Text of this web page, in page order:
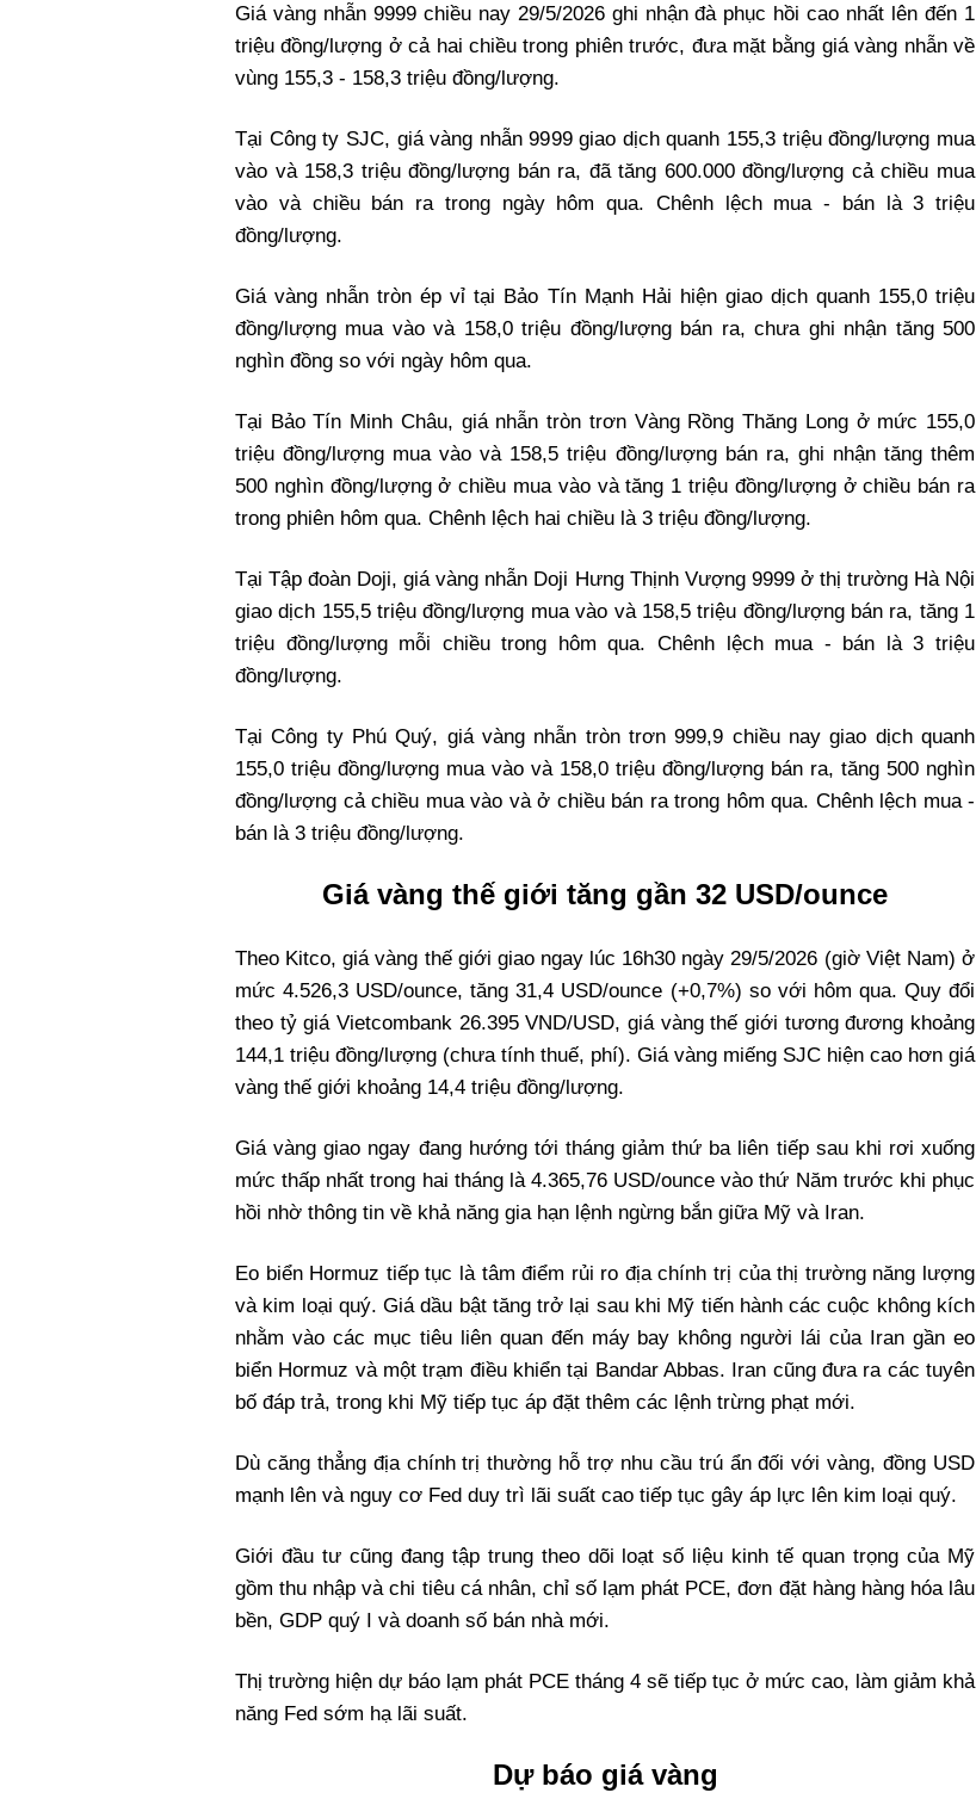
Giá vàng nhẫn 9999 chiều nay 29/5/2026 ghi nhận đà phục hồi cao nhất lên đến 1
triệu đồng/lượng ở cả hai chiều trong phiên trước, đưa mặt bằng giá vàng nhẫn về
vùng 155,3 - 158,3 triệu đồng/lượng.
Tại Công ty SJC, giá vàng nhẫn 9999 giao dịch quanh 155,3 triệu đồng/lượng mua
vào và 158,3 triệu đồng/lượng bán ra, đã tăng 600.000 đồng/lượng cả chiều mua
vào và chiều bán ra trong ngày hôm qua. Chênh lệch mua - bán là 3 triệu
đồng/lượng.
Giá vàng nhẫn tròn ép vỉ tại Bảo Tín Mạnh Hải hiện giao dịch quanh 155,0 triệu
đồng/lượng mua vào và 158,0 triệu đồng/lượng bán ra, chưa ghi nhận tăng 500
nghìn đồng so với ngày hôm qua.
Tại Bảo Tín Minh Châu, giá nhẫn tròn trơn Vàng Rồng Thăng Long ở mức 155,0
triệu đồng/lượng mua vào và 158,5 triệu đồng/lượng bán ra, ghi nhận tăng thêm
500 nghìn đồng/lượng ở chiều mua vào và tăng 1 triệu đồng/lượng ở chiều bán ra
trong phiên hôm qua. Chênh lệch hai chiều là 3 triệu đồng/lượng.
Tại Tập đoàn Doji, giá vàng nhẫn Doji Hưng Thịnh Vượng 9999 ở thị trường Hà Nội
giao dịch 155,5 triệu đồng/lượng mua vào và 158,5 triệu đồng/lượng bán ra, tăng 1
triệu đồng/lượng mỗi chiều trong hôm qua. Chênh lệch mua - bán là 3 triệu
đồng/lượng.
Tại Công ty Phú Quý, giá vàng nhẫn tròn trơn 999,9 chiều nay giao dịch quanh
155,0 triệu đồng/lượng mua vào và 158,0 triệu đồng/lượng bán ra, tăng 500 nghìn
đồng/lượng cả chiều mua vào và ở chiều bán ra trong hôm qua. Chênh lệch mua -
bán là 3 triệu đồng/lượng.
Giá vàng thế giới tăng gần 32 USD/ounce
Theo Kitco, giá vàng thế giới giao ngay lúc 16h30 ngày 29/5/2026 (giờ Việt Nam) ở
mức 4.526,3 USD/ounce, tăng 31,4 USD/ounce (+0,7%) so với hôm qua. Quy đổi
theo tỷ giá Vietcombank 26.395 VND/USD, giá vàng thế giới tương đương khoảng
144,1 triệu đồng/lượng (chưa tính thuế, phí). Giá vàng miếng SJC hiện cao hơn giá
vàng thế giới khoảng 14,4 triệu đồng/lượng.
Giá vàng giao ngay đang hướng tới tháng giảm thứ ba liên tiếp sau khi rơi xuống
mức thấp nhất trong hai tháng là 4.365,76 USD/ounce vào thứ Năm trước khi phục
hồi nhờ thông tin về khả năng gia hạn lệnh ngừng bắn giữa Mỹ và Iran.
Eo biển Hormuz tiếp tục là tâm điểm rủi ro địa chính trị của thị trường năng lượng
và kim loại quý. Giá dầu bật tăng trở lại sau khi Mỹ tiến hành các cuộc không kích
nhằm vào các mục tiêu liên quan đến máy bay không người lái của Iran gần eo
biển Hormuz và một trạm điều khiển tại Bandar Abbas. Iran cũng đưa ra các tuyên
bố đáp trả, trong khi Mỹ tiếp tục áp đặt thêm các lệnh trừng phạt mới.
Dù căng thẳng địa chính trị thường hỗ trợ nhu cầu trú ẩn đối với vàng, đồng USD
mạnh lên và nguy cơ Fed duy trì lãi suất cao tiếp tục gây áp lực lên kim loại quý.
Giới đầu tư cũng đang tập trung theo dõi loạt số liệu kinh tế quan trọng của Mỹ
gồm thu nhập và chi tiêu cá nhân, chỉ số lạm phát PCE, đơn đặt hàng hàng hóa lâu
bền, GDP quý I và doanh số bán nhà mới.
Thị trường hiện dự báo lạm phát PCE tháng 4 sẽ tiếp tục ở mức cao, làm giảm khả
năng Fed sớm hạ lãi suất.
Dự báo giá vàng